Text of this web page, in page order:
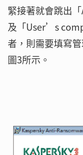
緊接著就會跳出
及「User’s
者，則需要填寫
圖3所示。